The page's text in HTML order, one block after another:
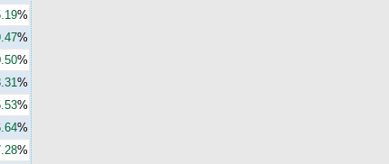
%
%
%
%
%
%
%